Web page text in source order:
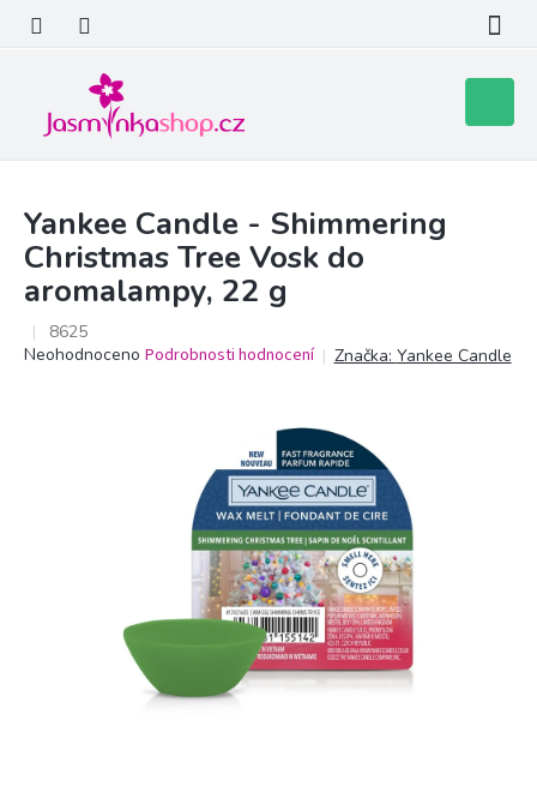
obsah
košík
Yankee Candle - Shimmering
Christmas Tree Vosk do
aromalampy, 22 g
8625
Průměrné
Neohodnoceno Podrobnosti hodnocení Značka: Yankee Candle